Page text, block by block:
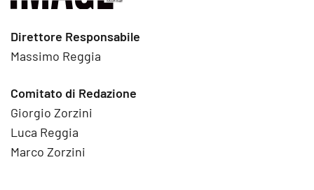
Direttore Responsabile
Massimo Reggia
Comitato di Redazione
Giorgio Zorzini
Luca Reggia
Marco Zorzini